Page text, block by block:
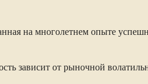
на многолетнем опыте
зависит от рыночной